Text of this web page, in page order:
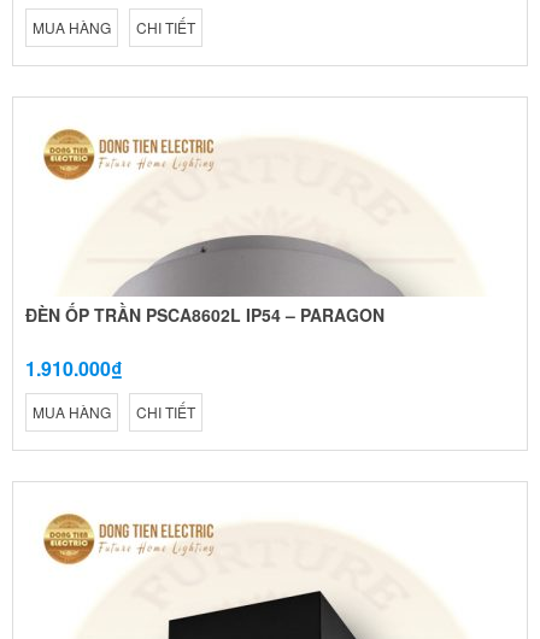
MUA HÀNG CHI TIẾT
ĐÈN ỐP TRẦN PSCA8602L IP54 – PARAGON
1.910.000₫
MUA HÀNG CHI TIẾT